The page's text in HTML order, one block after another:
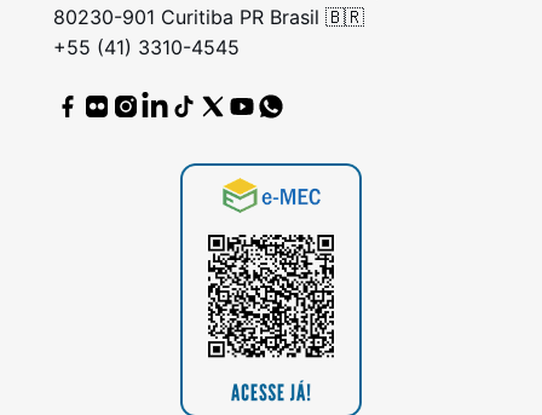
80230-901 Curitiba PR Brasil 🇧🇷
+55 (41) 3310-4545